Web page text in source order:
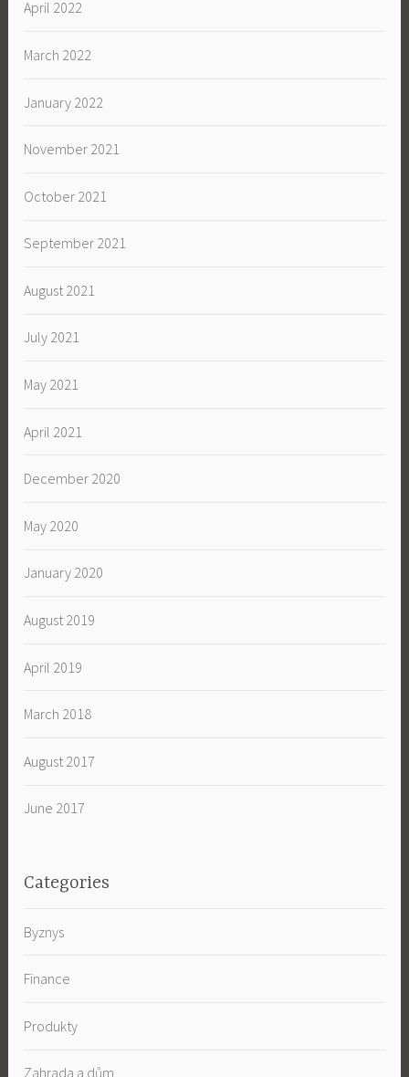
April 2022
March 2022
January 2022
November 2021
October 2021
September 2021
August 2021
July 2021
May 2021
April 2021
December 2020
May 2020
January 2020
August 2019
April 2019
March 2018
August 2017
June 2017
Categories
Byznys
Finance
Produkty
Zahrada a dům